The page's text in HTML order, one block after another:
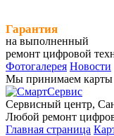
Гарантия
на выполненный
ремонт цифровой
Фотогалерея Новости
Мы принимаем карты
Сервисный центр,
Любой ремонт
Главная страница